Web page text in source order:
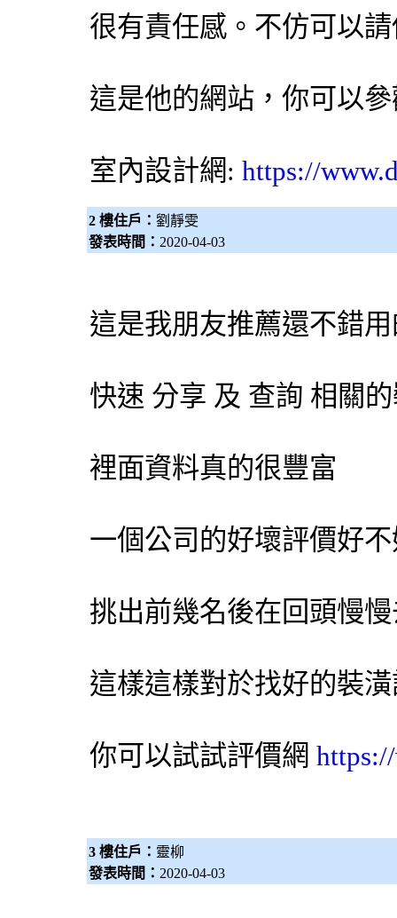
很有責任感。不仿可以
這是他的網站，你可以
室內設計網: https://
2 樓住戶： 劉靜雯
發表時間： 2020-04-03
這是我朋友推薦還不錯
快速 分享 及 查詢 相關
裡面資料真的很豐富
一個公司的好壞評價好
挑出前幾名後在回頭慢
這樣這樣對於找好的裝
你可以試試評價網
3 樓住戶： 靈柳
發表時間： 2020-04-03